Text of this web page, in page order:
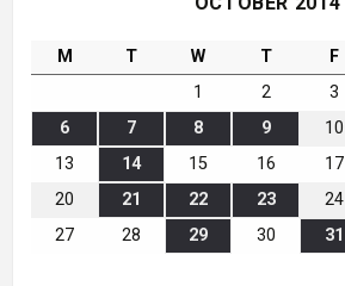
M T W T F
1
2 3
6
7 8 9 10
13
14 15 16 17
20
21 22 23 24
27
28 29 30 31